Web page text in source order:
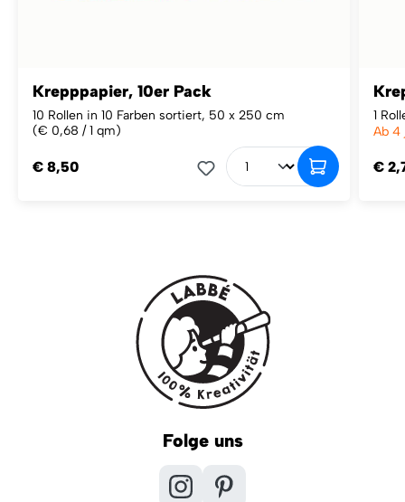
Krepppapier, 10er Pack
10 Rollen in 10 Farben sortiert, 50 x 250 cm
(€ 0,68 / 1 qm)
€ 8,50
1
Ab 4
€
Folge uns